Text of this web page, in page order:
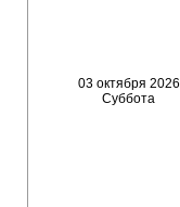
03 октября 2026
Суббота